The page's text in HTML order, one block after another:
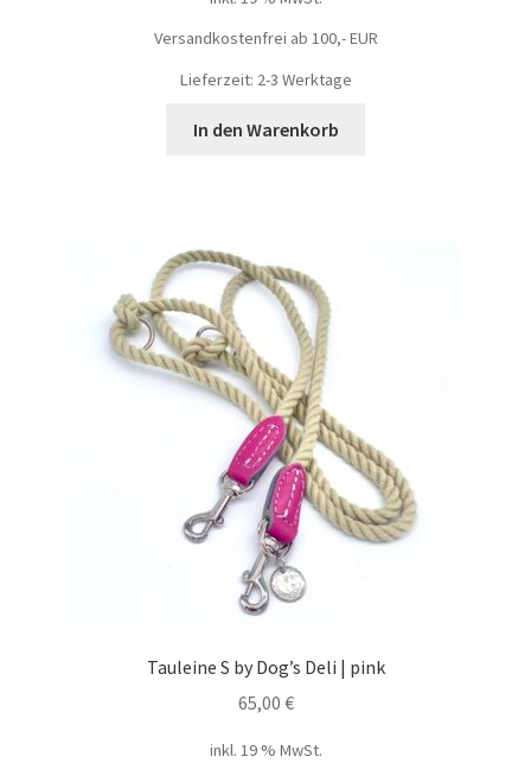
Versandkostenfrei ab 100,- EUR
Lieferzeit: 2-3 Werktage
In den Warenkorb
Tauleine S by Dog’s Deli | pink
65,00 €
inkl. 19 % MwSt.